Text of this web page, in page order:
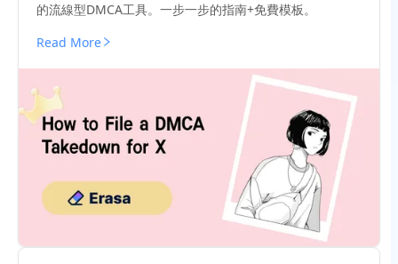
的流線型DMCA工具。一步一步的指南+免費模板。
Read More